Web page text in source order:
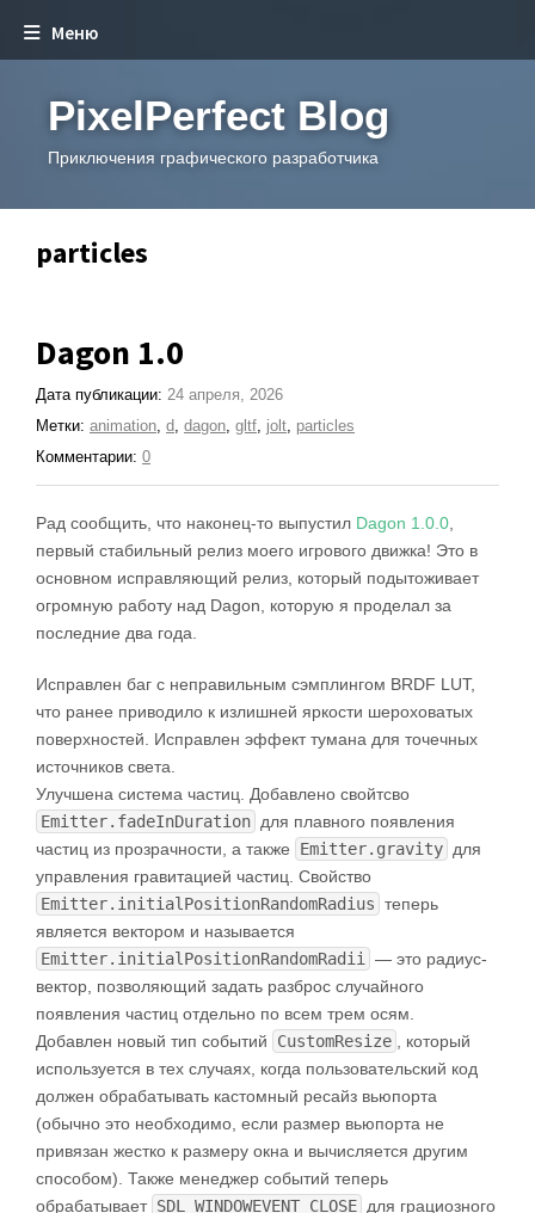
Меню
PixelPerfect Blog
Приключения графического разработчика
particles
Dagon 1.0
Дата публикации: 24 апреля, 2026
Метки: animation, d, dagon, gltf, jolt, particles
Комментарии: 0
Рад сообщить, что наконец-то выпустил Dagon 1.0.0
первый стабильный релиз моего игрового движка! Это в
основном исправляющий релиз, который подытоживает
огромную работу над Dagon, которую я проделал за
последние два года.
Исправлен баг с неправильным сэмплингом BRDF LUT,
что ранее приводило к излишней яркости шероховатых
поверхностей. Исправлен эффект тумана для точечных
источников света.
Улучшена система частиц. Добавлено свойтсво
Emitter.fadeInDuration для плавного появления
частиц из прозрачности, а также
Emitter.gravity для
управления гравитацией частиц. Свойство
Emitter.initialPositionRandomRadius теперь
является вектором и называется
Emitter.initialPositionRandomRadii
— это радиус-
вектор, позволяющий задать разброс случайного
появления частиц отдельно по всем трем осям.
Добавлен новый тип событий
CustomResize
, который
используется в тех случаях, когда пользовательский код
должен обрабатывать кастомный ресайз вьюпорта
(обычно это необходимо, если размер вьюпорта не
привязан жестко к размеру окна и вычисляется другим
способом). Также менеджер событий теперь
обрабатывает SDL_WINDOWEVENT_CLOSE для грациозного